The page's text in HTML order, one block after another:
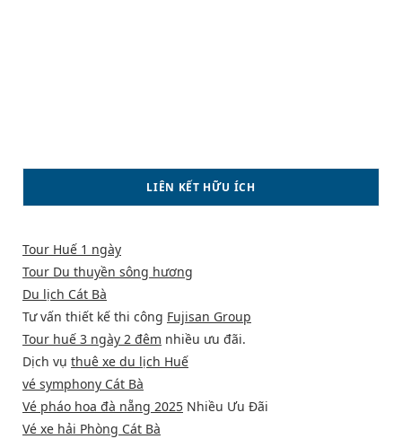
LIÊN KẾT HỮU ÍCH
Tour Huế 1 ngày
Tour Du thuyền sông hương
Du lịch Cát Bà
Tư vấn thiết kế thi công Fujisan Group
Tour huế 3 ngày 2 đêm nhiều ưu đãi.
Dịch vụ thuê xe du lịch Huế
vé symphony Cát Bà
Vé pháo hoa đà nẵng 2025 Nhiều Ưu Đãi
Vé xe hải Phòng Cát Bà